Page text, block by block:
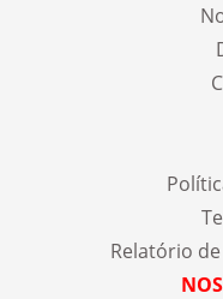
Relatório